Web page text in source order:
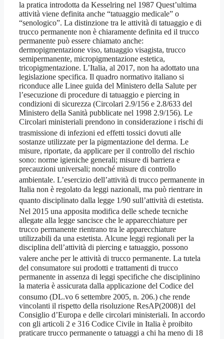
la pratica introdotta da Kesselring nel 1987 Quest’ultima
attività viene definita anche “tatuaggio medicale” o
“senologico”. La distinzione tra le attività di tatuaggio e di
trucco permanente non è chiaramente definita ed il trucco
permanente può essere chiamato anche:
dermopigmentazione viso, tatuaggio visagista, trucco
semipermanente, micropigmentazione estetica,
tricopigmentazione. L’Italia, al 2017, non ha adottato una
legislazione specifica. Il quadro normativo italiano si
riconduce alle Linee guida del Ministero della Salute per
l’esecuzione di procedure di tatuaggio e piercing in
condizioni di sicurezza (Circolari 2.9/156 e 2.8/633 del
Ministero della Sanità pubblicate nel 1998 2.9/156). Le
Circolari ministeriali prendono in considerazione i rischi di
trasmissione di infezioni ed effetti tossici dovuti alle
sostanze utilizzate per la pigmentazione del derma. Le
misure, riportate, da applicare per il controllo del rischio
sono: norme igieniche generali; misure di barriera e
precauzioni universali; nonché misure di controllo
ambientale. L’esercizio dell’attività di trucco permanente in
Italia non è regolato da leggi nazionali, ma può rientrare in
quanto disciplinato dalla legge 1/90 sull’attività di estetista.
Nel 2015 una apposita modifica delle schede tecniche
allegate alla legge sancisce che le apparecchiature per
trucco permanente rientrano tra le apparecchiature
utilizzabili da una estetista. Alcune leggi regionali per la
disciplina dell’attività di piercing e tatuaggio, possono
valere anche per le attività di trucco permanente. La tutela
del consumatore sui prodotti e trattamenti di trucco
permanente in assenza di leggi specifiche che disciplinino
la materia è assicurata dalla applicazione del Codice del
consumo (DL.vo 6 settembre 2005, n. 206.) che rende
vincolanti il rispetto della risoluzione ResAP(2008)1 del
Consiglio d’Europa e delle circolari ministeriali. In accordo
con gli articoli 2 e 316 Codice Civile in Italia è proibito
praticare trucco permanente o tatuaggi a chi ha meno di 18